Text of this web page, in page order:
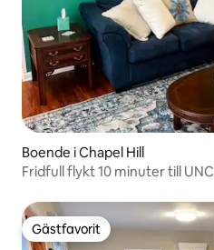
Boende i Chapel Hill
Fridfull flykt 10 minuter till UNC
Gästfavorit
Gästfavorit